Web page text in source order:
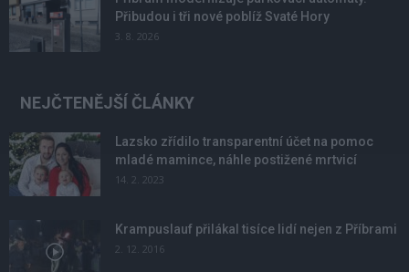
Přibudou i tři nové poblíž Svaté Hory
3. 8. 2026
NEJČTENĚJŠÍ ČLÁNKY
Lazsko zřídilo transparentní účet na pomoc
mladé mamince, náhle postižené mrtvicí
14. 2. 2023
Krampuslauf přilákal tisíce lidí nejen z Příbrami
2. 12. 2016